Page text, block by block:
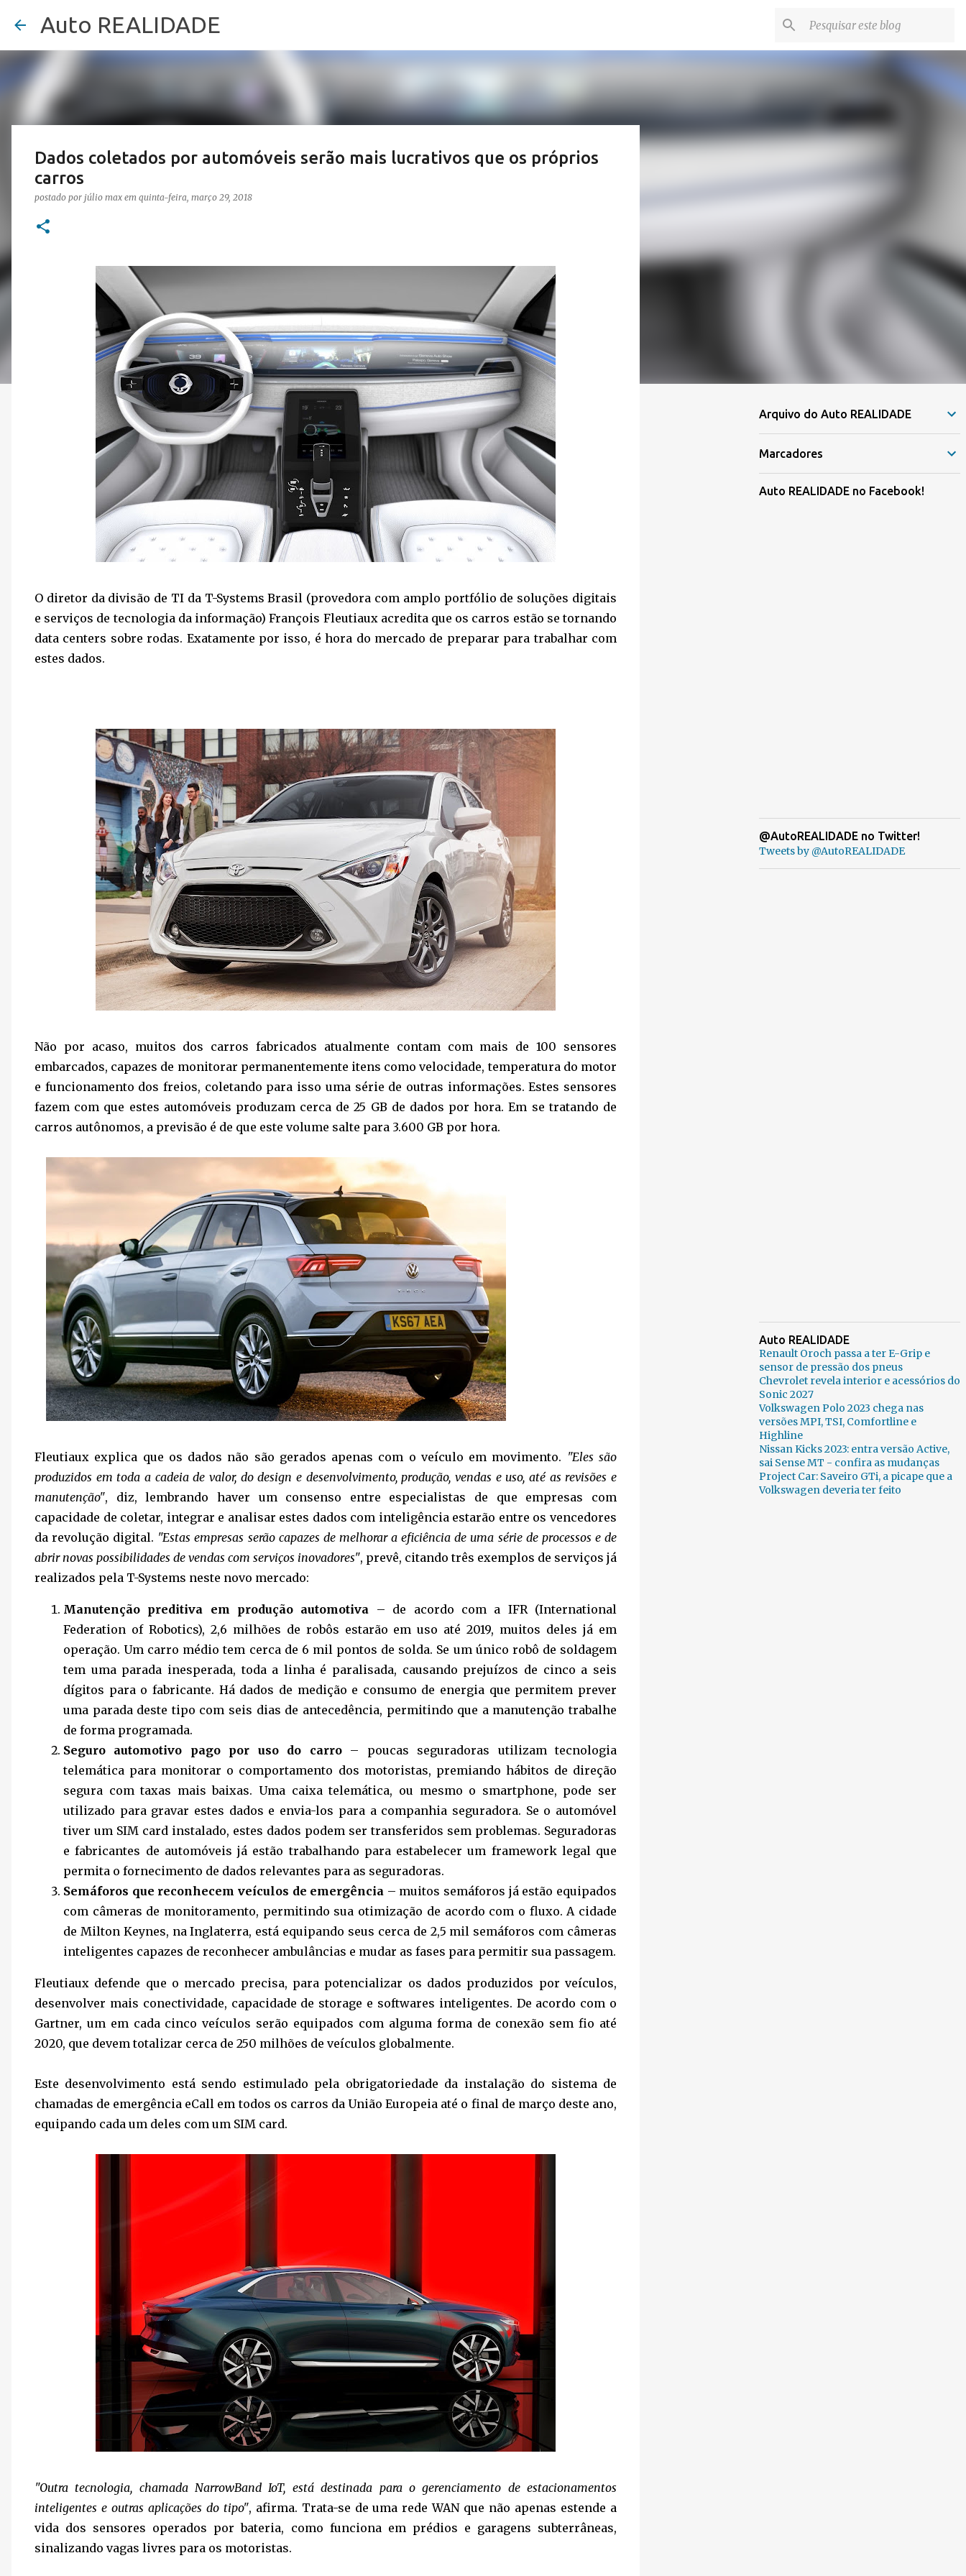
Auto REALIDADE
Dados coletados por automóveis serão mais lucrativos que os próprios
carros
postado por júlio max em quinta-feira, março 29, 2018
O diretor da divisão de TI da T-Systems Brasil (provedora com amplo portfólio de soluções digitais
e serviços de tecnologia da informação) François Fleutiaux acredita que os carros estão se tornando
data centers sobre rodas. Exatamente por isso, é hora do mercado de preparar para trabalhar com
estes dados.
Não por acaso, muitos dos carros fabricados atualmente contam com mais de 100 sensores
embarcados, capazes de monitorar permanentemente itens como velocidade, temperatura do motor
e funcionamento dos freios, coletando para isso uma série de outras informações. Estes sensores
fazem com que estes automóveis produzam cerca de 25 GB de dados por hora. Em se tratando de
carros autônomos, a previsão é de que este volume salte para 3.600 GB por hora.
Fleutiaux explica que os dados não são gerados apenas com o veículo em movimento. "Eles são
produzidos em toda a cadeia de valor, do design e desenvolvimento, produção, vendas e uso, até as revisões e
manutenção", diz, lembrando haver um consenso entre especialistas de que empresas com
capacidade de coletar, integrar e analisar estes dados com inteligência estarão entre os vencedores
da revolução digital. "Estas empresas serão capazes de melhorar a eficiência de uma série de processos e de
abrir novas possibilidades de vendas com serviços inovadores", prevê, citando três exemplos de serviços já
realizados pela T-Systems neste novo mercado:
Manutenção preditiva em produção automotiva – de acordo com a IFR (International
Federation of Robotics), 2,6 milhões de robôs estarão em uso até 2019, muitos deles já em
operação. Um carro médio tem cerca de 6 mil pontos de solda. Se um único robô de soldagem
tem uma parada inesperada, toda a linha é paralisada, causando prejuízos de cinco a seis
dígitos para o fabricante. Há dados de medição e consumo de energia que permitem prever
uma parada deste tipo com seis dias de antecedência, permitindo que a manutenção trabalhe
de forma programada.
Seguro automotivo pago por uso do carro– poucas seguradoras utilizam tecnologia
telemática para monitorar o comportamento dos motoristas, premiando hábitos de direção
segura com taxas mais baixas. Uma caixa telemática, ou mesmo o smartphone, pode ser
utilizado para gravar estes dados e envia-los para a companhia seguradora. Se o automóvel
tiver um SIM card instalado, estes dados podem ser transferidos sem problemas. Seguradoras
e fabricantes de automóveis já estão trabalhando para estabelecer um framework legal que
permita o fornecimento de dados relevantes para as seguradoras.
Semáforos que reconhecem veículos de emergência – muitos semáforos já estão equipados
com câmeras de monitoramento, permitindo sua otimização de acordo com o fluxo. A cidade
de Milton Keynes, na Inglaterra, está equipando seus cerca de 2,5 mil semáforos com câmeras
inteligentes capazes de reconhecer ambulâncias e mudar as fases para permitir sua passagem.
Fleutiaux defende que o mercado precisa, para potencializar os dados produzidos por veículos,
desenvolver mais conectividade, capacidade de storage e softwares inteligentes. De acordo com o
Gartner, um em cada cinco veículos serão equipados com alguma forma de conexão sem fio até
2020, que devem totalizar cerca de 250 milhões de veículos globalmente.
Este desenvolvimento está sendo estimulado pela obrigatoriedade da instalação do sistema de
chamadas de emergência eCall em todos os carros da União Europeia até o final de março deste ano,
equipando cada um deles com um SIM card.
"Outra tecnologia, chamada NarrowBand IoT, está destinada para o gerenciamento de estacionamentos
inteligentes e outras aplicações do tipo", afirma. Trata-se de uma rede WAN que não apenas estende a
vida dos sensores operados por bateria, como funciona em prédios e garagens subterrâneas,
sinalizando vagas livres para os motoristas.
Arquivo do Auto REALIDADE
Marcadores
Auto REALIDADE no Facebook!
@AutoREALIDADE no Twitter!
Tweets by @AutoREALIDADE
Auto REALIDADE
Renault Oroch passa a ter E-Grip e
sensor de pressão dos pneus
Chevrolet revela interior e acessórios do
Sonic 2027
Volkswagen Polo 2023 chega nas
versões MPI, TSI, Comfortline e
Highline
Nissan Kicks 2023: entra versão Active,
sai Sense MT - confira as mudanças
Project Car: Saveiro GTi, a picape que a
Volkswagen deveria ter feito